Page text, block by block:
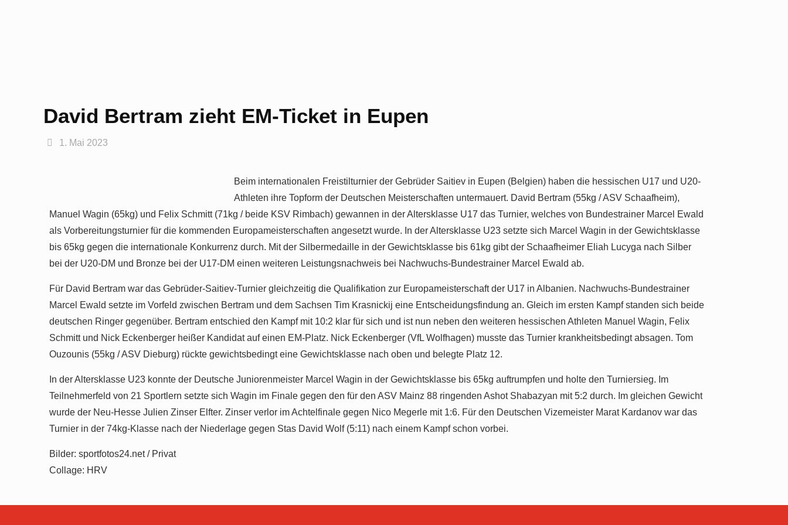
David Bertram zieht EM-Ticket in Eupen
1. Mai 2023
Beim internationalen Freistilturnier der Gebrüder Saitiev in Eupen (Belgien) haben die hessischen U17 und U20-
Athleten ihre Topform der Deutschen Meisterschaften untermauert. David Bertram (55kg / ASV Schaafheim),
Manuel Wagin (65kg) und Felix Schmitt (71kg / beide KSV Rimbach) gewannen in der Altersklasse U17 das Turnier, welches von Bundestrainer Marcel Ewald
als Vorbereitungsturnier für die kommenden Europameisterschaften angesetzt wurde. In der Altersklasse U23 setzte sich Marcel Wagin in der Gewichtsklasse
bis 65kg gegen die internationale Konkurrenz durch. Mit der Silbermedaille in der Gewichtsklasse bis 61kg gibt der Schaafheimer Eliah Lucyga nach Silber
bei der U20-DM und Bronze bei der U17-DM einen weiteren Leistungsnachweis bei Nachwuchs-Bundestrainer Marcel Ewald ab.
Für David Bertram war das Gebrüder-Saitiev-Turnier gleichzeitig die Qualifikation zur Europameisterschaft der U17 in Albanien. Nachwuchs-Bundestrainer
Marcel Ewald setzte im Vorfeld zwischen Bertram und dem Sachsen Tim Krasnickij eine Entscheidungsfindung an. Gleich im ersten Kampf standen sich beide
deutschen Ringer gegenüber. Bertram entschied den Kampf mit 10:2 klar für sich und ist nun neben den weiteren hessischen Athleten Manuel Wagin, Felix
Schmitt und Nick Eckenberger heißer Kandidat auf einen EM-Platz. Nick Eckenberger (VfL Wolfhagen) musste das Turnier krankheitsbedingt absagen. Tom
Ouzounis (55kg / ASV Dieburg) rückte gewichtsbedingt eine Gewichtsklasse nach oben und belegte Platz 12.
In der Altersklasse U23 konnte der Deutsche Juniorenmeister Marcel Wagin in der Gewichtsklasse bis 65kg auftrumpfen und holte den Turniersieg. Im
Teilnehmerfeld von 21 Sportlern setzte sich Wagin im Finale gegen den für den ASV Mainz 88 ringenden Ashot Shabazyan mit 5:2 durch. Im gleichen Gewicht
wurde der Neu-Hesse Julien Zinser Elfter. Zinser verlor im Achtelfinale gegen Nico Megerle mit 1:6. Für den Deutschen Vizemeister Marat Kardanov war das
Turnier in der 74kg-Klasse nach der Niederlage gegen Stas David Wolf (5:11) nach einem Kampf schon vorbei.
Bilder: sportfotos24.net / Privat
Collage: HRV
Impressum